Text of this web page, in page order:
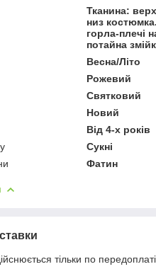
Тканина:
низ
горла-плечі
потайна
Весна/Літо
Рожевий
Святковий
Новий
Від 4-х років
Сукні
Фатин
тільки по передоплаті.